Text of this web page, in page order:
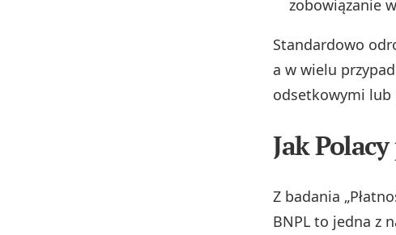
zobowiązanie
Standardowo
a w wielu
odsetkowymi lub
Jak
Z badania
BNPL to jedna z